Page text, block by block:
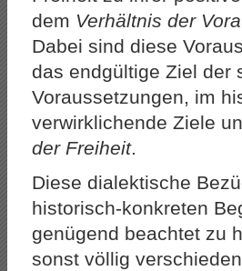
dem Verhältnis der
Dabei sind diese
das endgültige Ziel der
Voraussetzungen, im
verwirklichende Ziele
der Freiheit.
Diese dialektische
historisch-konkreten
genügend beachtet zu
sonst völlig